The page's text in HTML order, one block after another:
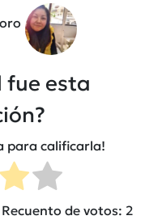
fue esta
para calificarla!
de votos: 2